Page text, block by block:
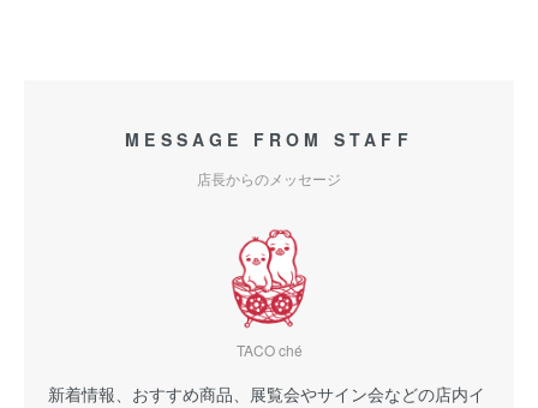
MESSAGE FROM STAFF
店長からのメッセージ
TACO ché
新着情報、おすすめ商品、展覧会やサイン会などの店内イ